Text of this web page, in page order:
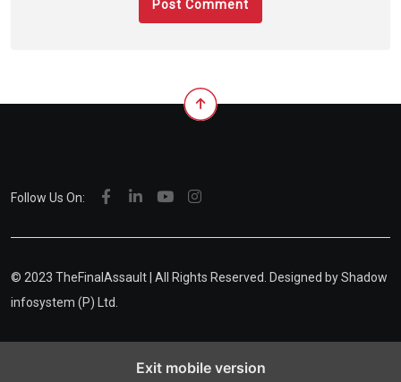
Follow Us On:
© 2023 TheFinalAssault | All Rights Reserved. Designed byShadow
infosystem (P) Ltd.
Exit mobile version